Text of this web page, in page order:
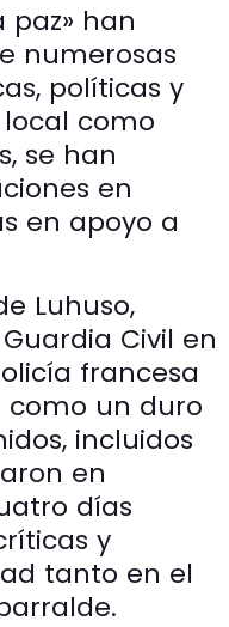
paz» han
numerosas
políticas y
como
se han
en
en apoyo a
Luhuso,
Civil en
francesa
como un duro
incluidos
en
días
y
tanto en el